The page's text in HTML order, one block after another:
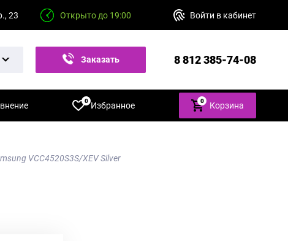
23 Открыто до 19:00 Войти в кабинет
Заказать 8 812 385-74-08
Избранное
0 0 Корзина
VCC4520S3S/XEV Silver